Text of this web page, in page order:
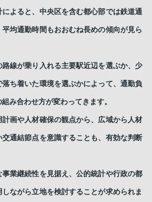
よると、中央区を含む都心部では鉄道通
均通勤時間もおおむね長めの傾向が見ら
路線が乗り入れる主要駅近辺を選ぶか、少
落ち着いた環境を選ぶかによって、通勤負
み合わせ方が変わってきます。
計画や人材確保の観点から、広域から人材
交通結節点を意識することも、有効な判断
事業継続性を見据え、公的統計や行政の都
ながら立地を検討することが求められま